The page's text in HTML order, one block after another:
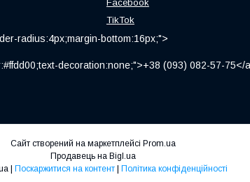
Facebook
TikTok
radius:4px;margin-bottom:16px;">
decoration:none;">+38 (093) 082-57-
Сайт створений на маркетплейсі Prom.ua
Продавець на Bigl.ua
Поскаржитися на контент Політика конфіденційності